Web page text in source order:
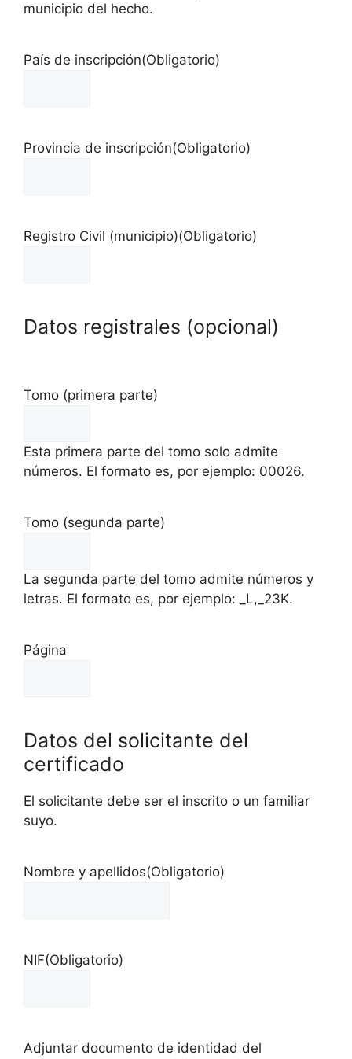
municipio del hecho.
País de inscripción(Obligatorio)
Provincia de inscripción(Obligatorio)
Registro Civil (municipio)(Obligatorio)
Datos registrales (opcional)
Tomo (primera parte)
Esta primera parte del tomo solo admite
números. El formato es, por ejemplo: 00026.
Tomo (segunda parte)
La segunda parte del tomo admite números y
letras. El formato es, por ejemplo: _L,_23K.
Página
Datos del solicitante del
certificado
El solicitante debe ser el inscrito o un familiar
suyo.
Nombre y apellidos(Obligatorio)
NIF(Obligatorio)
Adjuntar documento de identidad del